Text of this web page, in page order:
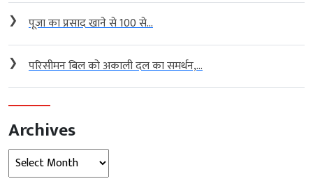
❯ पूजा का प्रसाद खाने से 100 से...
❯ परिसीमन बिल को अकाली दल का समर्थन,...
Archives
Archives